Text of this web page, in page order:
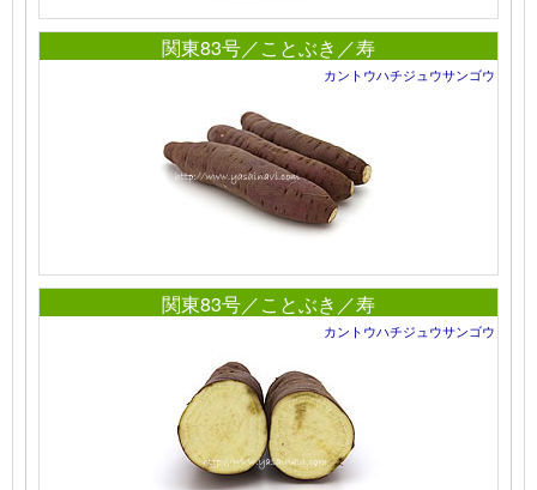
関東83号／ことぶき／寿
カントウハチジュウサンゴウ
関東83号／ことぶき／寿
カントウハチジュウサンゴウ